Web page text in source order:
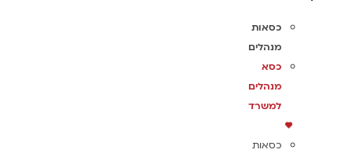
כסאות
מנהלים
כסא
מנהלים
למשרד
כסאות